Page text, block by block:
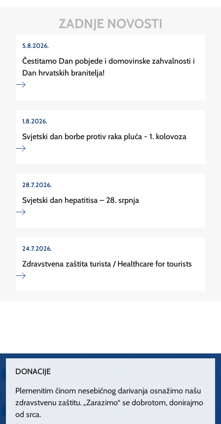
ZADNJE NOVOSTI
5.8.2026.
Čestitamo Dan pobjede i domovinske zahvalnosti i
Dan hrvatskih branitelja!
1.8.2026.
Svjetski dan borbe protiv raka pluća - 1. kolovoza
28.7.2026.
Svjetski dan hepatitisa – 28. srpnja
24.7.2026.
Zdravstvena zaštita turista / Healthcare for tourists
DONACIJE
Plemenitim činom nesebičnog darivanja osnažimo našu
zdravstvenu zaštitu. „Zarazimo“ se dobrotom, donirajmo
od srca.